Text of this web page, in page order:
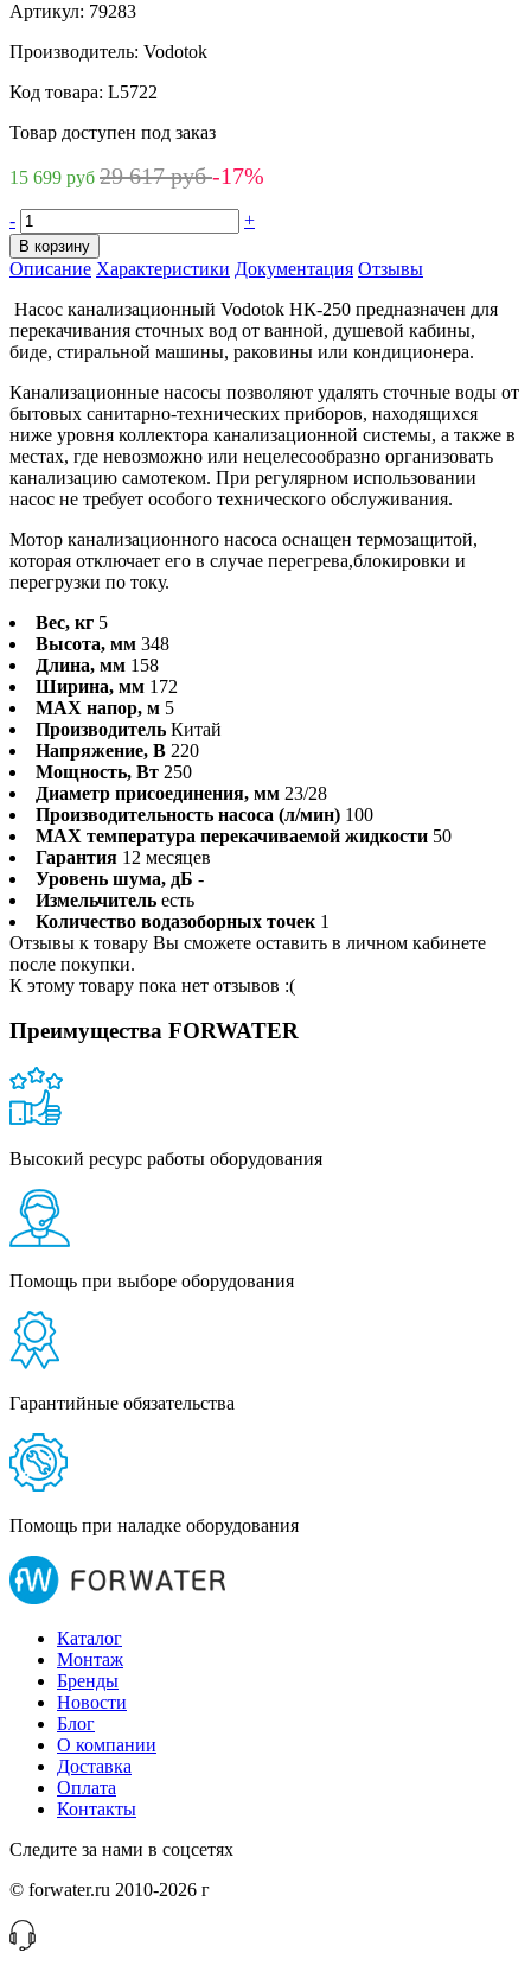
Артикул: 79283
Производитель: Vodotok
Код товара: L5722
Товар доступен под заказ
15 699 руб 29 617 руб-17%
- +
В корзину
Описание Характеристики Документация Отзывы
Насос канализационный Vodotok НК-250 предназначен для
перекачивания сточных вод от ванной, душевой кабины,
биде, стиральной машины, раковины или кондиционера.
Канализационные насосы позволяют удалять сточные воды от
бытовых санитарно-технических приборов, находящихся
ниже уровня коллектора канализационной системы, а также в
местах, где невозможно или нецелесообразно организовать
канализацию самотеком. При регулярном использовании
насос не требует особого технического обслуживания.
Мотор канализационного насоса оснащен термозащитой,
которая отключает его в случае перегрева,блокировки и
перегрузки по току.
Вес, кг 5
Высота, мм 348
Длина, мм 158
Ширина, мм 172
MAX напор, м 5
Производитель Китай
Напряжение, В 220
Мощность, Вт 250
Диаметр присоединения, мм 23/28
Производительность насоса (л/мин) 100
MAX температура перекачиваемой жидкости 50
Гарантия 12 месяцев
Уровень шума, дБ -
Измельчитель есть
Количество водазоборных точек 1
Отзывы к товару Вы сможете оставить в личном кабинете
после покупки.
К этому товару пока нет отзывов :(
Преимущества FORWATER
Высокий ресурс работы оборудования
Помощь при выборе оборудования
Гарантийные обязательства
Помощь при наладке оборудования
Каталог
Монтаж
Бренды
Новости
Блог
О компании
Доставка
Оплата
Контакты
Следите за нами в соцсетях
© forwater.ru 2010-2026 г